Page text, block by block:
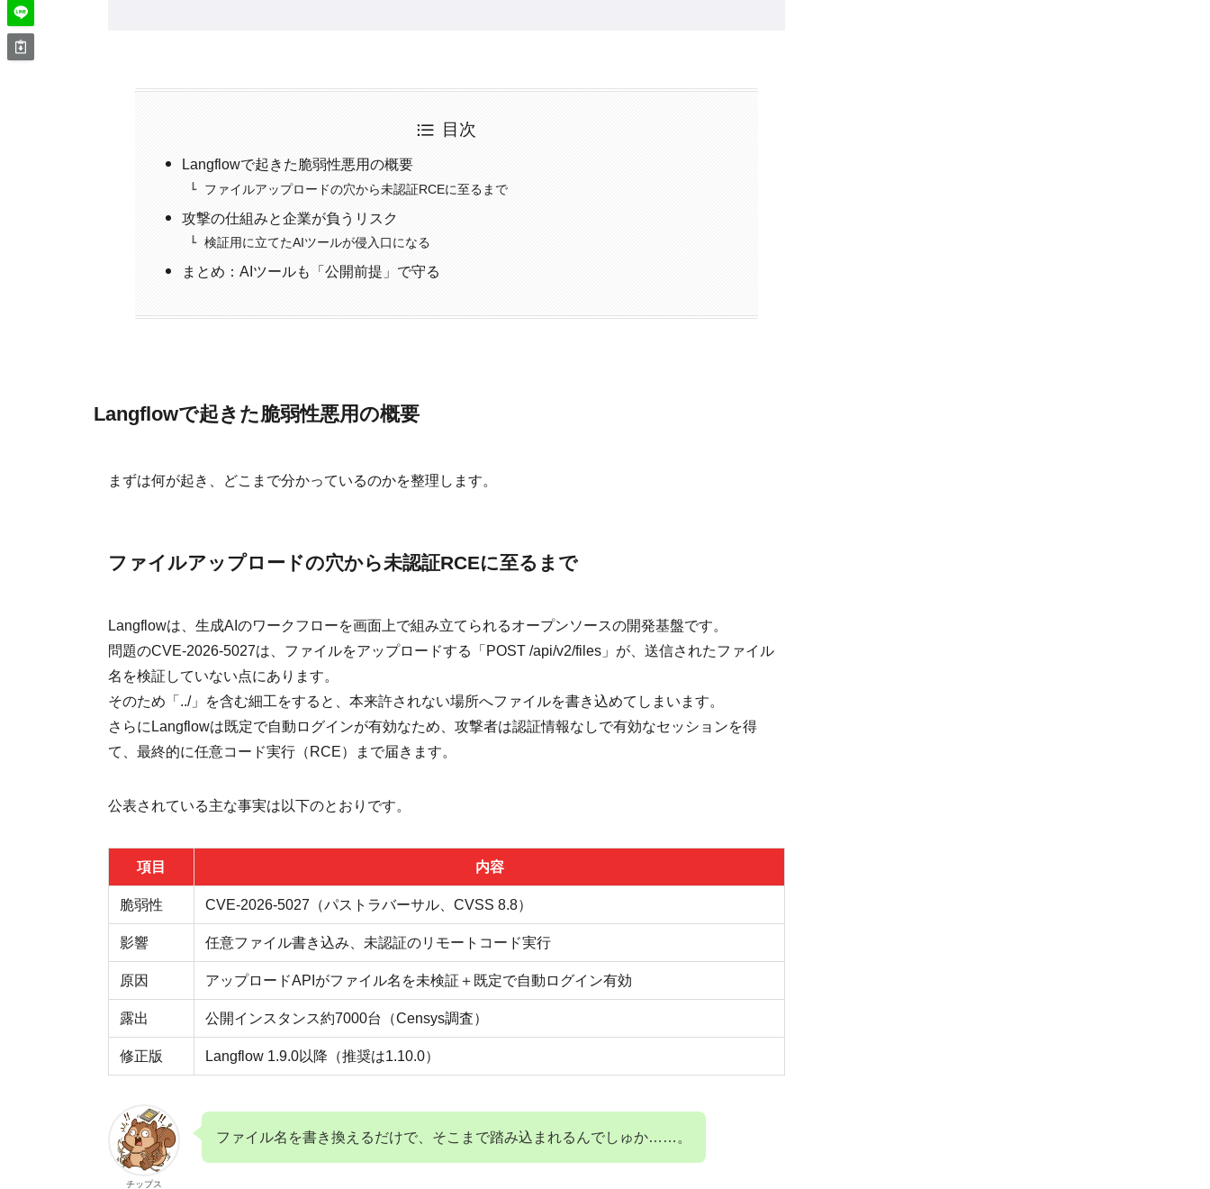
目次
Langflowで起きた脆弱性悪用の概要
ファイルアップロードの穴から未認証RCEに至るまで
攻撃の仕組みと企業が負うリスク
検証用に立てたAIツールが侵入口になる
まとめ：AIツールも「公開前提」で守る
Langflowで起きた脆弱性悪用の概要
まずは何が起き、どこまで分かっているのかを整理します。
ファイルアップロードの穴から未認証RCEに至るまで
Langflowは、生成AIのワークフローを画面上で組み立てられるオープンソースの開発基盤です。
問題のCVE-2026-5027は、ファイルをアップロードする「POST /api/v2/files」が、送信されたファイル
名を検証していない点にあります。
そのため「../」を含む細工をすると、本来許されない場所へファイルを書き込めてしまいます。
さらにLangflowは既定で自動ログインが有効なため、攻撃者は認証情報なしで有効なセッションを得
て、最終的に任意コード実行（RCE）まで届きます。
公表されている主な事実は以下のとおりです。
項目 内容
脆弱性 CVE-2026-5027（パストラバーサル、CVSS 8.8）
影響 任意ファイル書き込み、未認証のリモートコード実行
原因 アップロードAPIがファイル名を未検証＋既定で自動ログイン有効
露出 公開インスタンス約7000台（Censys調査）
修正版 Langflow 1.9.0以降（推奨は1.10.0）
チップス
ファイル名を書き換えるだけで、そこまで踏み込まれるんでしゅか……。